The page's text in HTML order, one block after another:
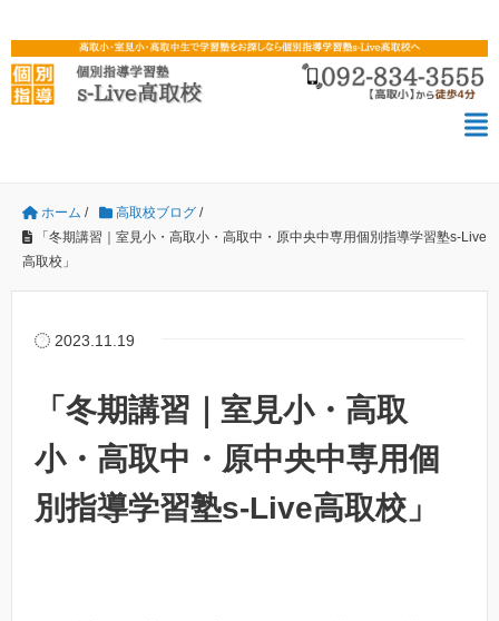
ホーム / 高取校ブログ/
「冬期講習｜室見小・高取小・高取中・原中央中専用個別指導学習塾s-Live
高取校」
2023.11.19
「冬期講習｜室見小・高取
小・高取中・原中央中専用個
別指導学習塾s-Live高取校」